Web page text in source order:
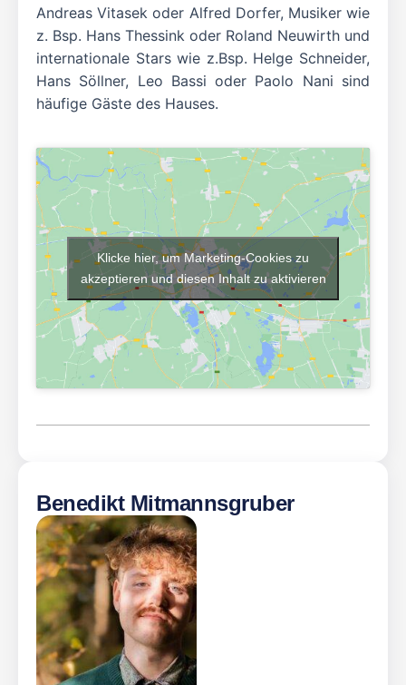
Andreas Vitasek oder Alfred Dorfer, Musiker wie
z. Bsp. Hans Thessink oder Roland Neuwirth und
internationale Stars wie z.Bsp. Helge Schneider,
Hans Söllner, Leo Bassi oder Paolo Nani sind
häufige Gäste des Hauses.
Klicke hier, um Marketing-Cookies zu
akzeptieren und diesen Inhalt zu aktivieren
Benedikt Mitmannsgruber